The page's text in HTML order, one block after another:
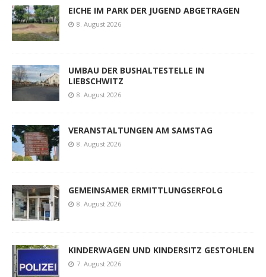
EICHE IM PARK DER JUGEND ABGETRAGEN
8. August 2026
UMBAU DER BUSHALTESTELLE IN
LIEBSCHWITZ
8. August 2026
VERANSTALTUNGEN AM SAMSTAG
8. August 2026
GEMEINSAMER ERMITTLUNGSERFOLG
8. August 2026
KINDERWAGEN UND KINDERSITZ GESTOHLEN
7. August 2026